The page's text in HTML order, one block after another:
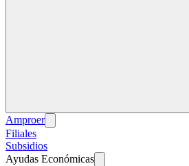
Amproer
Filiales
Subsidios
Ayudas Económicas